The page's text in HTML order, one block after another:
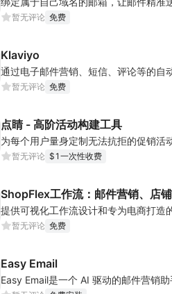
暂无评论 免费
Klaviyo
暂无评论 免费
点睛 - 高阶活动构建工具
暂无评论 $1一次性收费
暂无评论 免费
Easy Email